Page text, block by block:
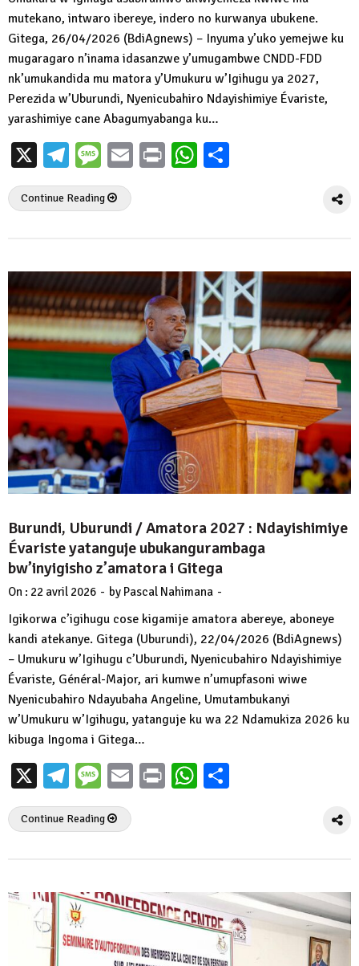
mutekano, intwaro ibereye, indero no kurwanya ubukene.
Gitega, 26/04/2026 (BdiAgnews) – Inyuma y’uko yemejwe ku
mugaragaro n’inama idasanzwe y’umugambwe CNDD-FDD
nk’umukandida mu matora y’Umukuru w’Igihugu ya 2027,
Perezida w’Uburundi, Nyenicubahiro Ndayishimiye Évariste,
yarashimiye cane Abagumyabanga ku…
X Telegram
Message
EmailPrintWhatsApp
Continue Reading
Burundi, Uburundi / Amatora 2027 : Ndayishimiye
Évariste yatanguje ubukangurambaga
bw’inyigisho z’amatora i Gitega
On : 22 avril 2026 - by Pascal Nahimana -
Igikorwa c’igihugu cose kigamije amatora abereye, aboneye
kandi atekanye. Gitega (Uburundi), 22/04/2026 (BdiAgnews)
– Umukuru w’Igihugu c’Uburundi, Nyenicubahiro Ndayishimiye
Évariste, Général-Major, ari kumwe n’umupfasoni wiwe
Nyenicubahiro Ndayubaha Angeline, Umutambukanyi
w’Umukuru w’Igihugu, yatanguje ku wa 22 Ndamukiza 2026 ku
kibuga Ingoma i Gitega…
X Telegram
Message
EmailPrintWhatsApp
Continue Reading